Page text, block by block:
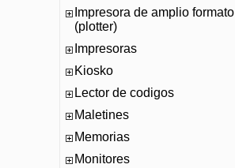
Impresora de amplio formato
(plotter)
Impresoras
Kiosko
Lector de codigos
Maletines
Memorias
Monitores